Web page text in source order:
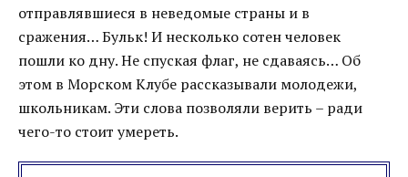
отправлявшиеся в неведомые страны и в
сражения… Бульк! И несколько сотен человек
пошли ко дну. Не спуская флаг, не сдаваясь… Об
этом в Морском Клубе рассказывали молодежи,
школьникам. Эти слова позволяли верить – ради
чего-то стоит умереть.